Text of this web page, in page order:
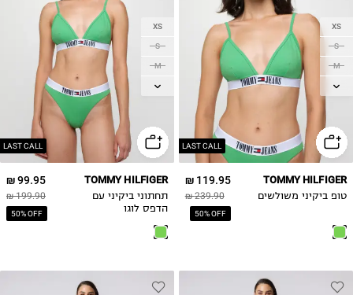
LAST CALL
XS
S
M
L
119.95 ₪
239.90 ₪
50% OFF
TOMMY HILFIGER
טופ ביקיני משולשים
LAST CALL
XS
S
M
L
99.95 ₪
199.90 ₪
50% OFF
TOMMY HILFIGER
תחתוני ביקיני עם
הדפס לוגו